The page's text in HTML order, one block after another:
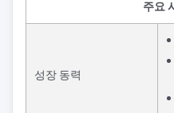
주요
성장 동력